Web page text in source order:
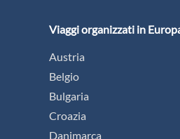
Viaggi organizzati in
Austria
Belgio
Bulgaria
Croazia
Danimarca